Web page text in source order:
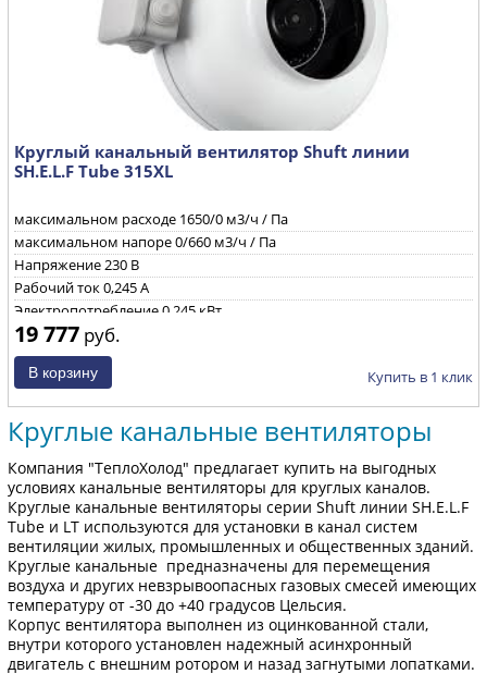
Круглый канальный вентилятор Shuft линии
SH.E.L.F Tube 315XL
максимальном расходе 1650/0 м3/ч / Па
максимальном напоре0/660 м3/ч / Па
Напряжение230 B
Рабочий ток0,245 А
Электропотребление0,245 кВт
Уровень звуковой мощности через корпус при ηmax
дБ(А)
Частота вращения
19 777 руб.
Купить в 1 клик
Круглые канальные вентиляторы
Компания "ТеплоХолод" предлагает купить на выгодных
условиях канальные вентиляторы для круглых каналов.
Круглые канальные вентиляторы серии Shuft линии SH.E.L.F
Tube и LT используются для установки в канал систем
вентиляции жилых, промышленных и общественных зданий.
Круглые канальные предназначены для перемещения
воздуха и других невзрывоопасных газовых смесей имеющих
температуру от -30 до +40 градусов Цельсия.
Корпус вентилятора выполнен из оцинкованной стали,
внутри которого установлен надежный асинхронный
двигатель с внешним ротором и назад загнутыми лопатками.